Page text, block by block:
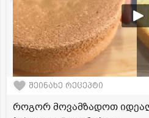
შეინახე რეცეპტი
როგორ მოვამზადოთ